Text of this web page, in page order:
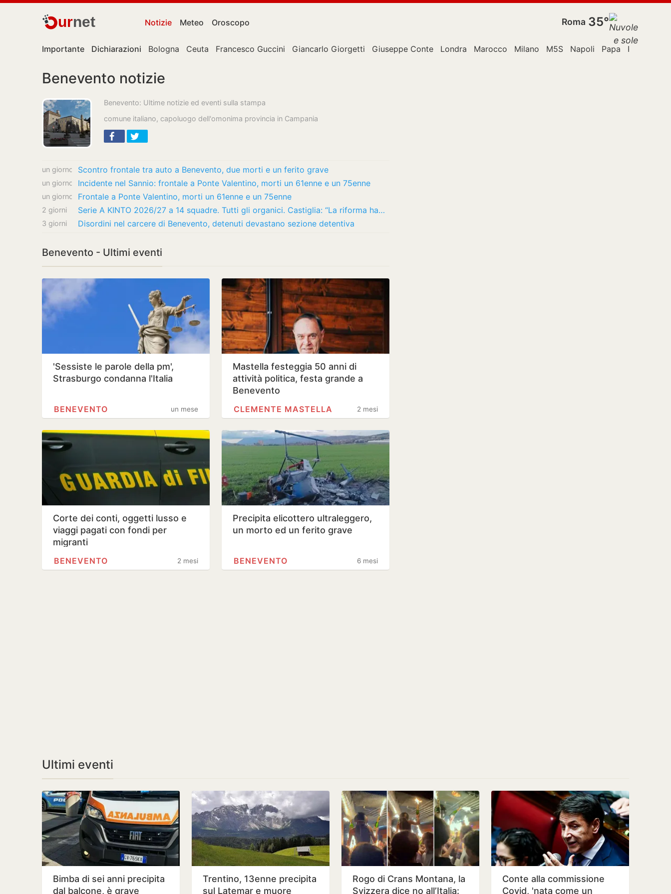
urnet Notizie Meteo Oroscopo Roma 35°
Importante Dichiarazioni Bologna Ceuta Francesco Guccini Giancarlo Giorgetti Giuseppe Conte Londra Marocco Milano M5S Napoli Papa Roma
Benevento notizie
Benevento: Ultime notizie ed eventi sulla stampa
comune italiano, capoluogo dell'omonima provincia in Campania
un giorno Scontro frontale tra auto a Benevento, due morti e un ferito grave
un giorno Incidente nel Sannio: frontale a Ponte Valentino, morti un 61enne e un 75enne
un giorno Frontale a Ponte Valentino, morti un 61enne e un 75enne
2 giorni Serie A KINTO 2026/27 a 14 squadre. Tutti gli organici. Castiglia: “La riforma ha…
3 giorni Disordini nel carcere di Benevento, detenuti devastano sezione detentiva
Benevento - Ultimi eventi
'Sessiste le parole della pm',
Strasburgo condanna l'Italia
un mese
BENEVENTO
Mastella festeggia 50 anni di
attività politica, festa grande a
Benevento
2 mesi
CLEMENTE MASTELLA
Corte dei conti, oggetti lusso e
viaggi pagati con fondi per
migranti
2 mesi
BENEVENTO
Precipita elicottero ultraleggero,
un morto ed un ferito grave
6 mesi
BENEVENTO
Ultimi eventi
Bimba di sei anni precipita
dal balcone, è grave
Trentino, 13enne precipita
sul Latemar e muore
Rogo di Crans Montana, la
Svizzera dice no all’Italia:
Conte alla commissione
Covid, 'nata come un